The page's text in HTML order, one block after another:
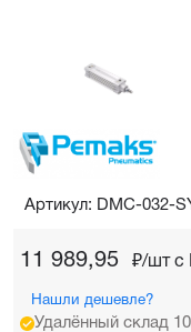
11 989,95 ₽/шт c
Нашли дешевле?
Удалённый склад
Артикул: DMC-032-